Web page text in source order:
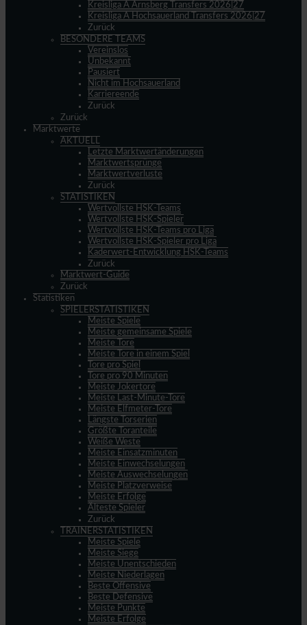
Kreisliga A Arnsberg Transfers 2026|27
Kreisliga A Hochsauerland Transfers 2026|27
Zurück
BESONDERE TEAMS
Vereinslos
Unbekannt
Pausiert
Nicht im Hochsauerland
Karriereende
Zurück
Zurück
Marktwerte
AKTUELL
Letzte Marktwertänderungen
Marktwertsprünge
Marktwertverluste
Zurück
STATISTIKEN
Wertvollste HSK-Teams
Wertvollste HSK-Spieler
Wertvollste HSK-Teams pro Liga
Wertvollste HSK-Spieler pro Liga
Kaderwert-Entwicklung HSK-Teams
Zurück
Marktwert-Guide
Zurück
Statistiken
SPIELERSTATISTIKEN
Meiste Spiele
Meiste gemeinsame Spiele
Meiste Tore
Meiste Tore in einem Spiel
Tore pro Spiel
Tore pro 90 Minuten
Meiste Jokertore
Meiste Last-Minute-Tore
Meiste Elfmeter-Tore
Längste Torserien
Größte Toranteile
Weiße Weste
Meiste Einsatzminuten
Meiste Einwechselungen
Meiste Auswechselungen
Meiste Platzverweise
Meiste Erfolge
Älteste Spieler
Zurück
TRAINERSTATISTIKEN
Meiste Spiele
Meiste Siege
Meiste Unentschieden
Meiste Niederlagen
Beste Offensive
Beste Defensive
Meiste Punkte
Meiste Erfolge